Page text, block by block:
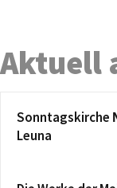
Aktuell
Sonntagskirche
Leuna